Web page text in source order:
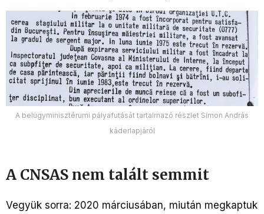
A belügyminisztérumi pályafutását tartalmazó részlet Simon András
káderlapjáról
A CNSAS nem talált semmit
Vegyük sorra: 2020 márciusában, miután megkaptuk